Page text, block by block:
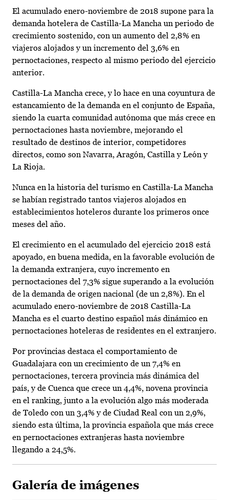
El acumulado enero-noviembre de 2018 supone para la
demanda hotelera de Castilla-La Mancha un periodo de
crecimiento sostenido, con un aumento del 2,8% en
viajeros alojados y un incremento del 3,6% en
pernoctaciones, respecto al mismo periodo del ejercicio
anterior.
Castilla-La Mancha crece, y lo hace en una coyuntura de
estancamiento de la demanda en el conjunto de España,
siendo la cuarta comunidad autónoma que más crece en
pernoctaciones hasta noviembre, mejorando el
resultado de destinos de interior, competidores
directos, como son Navarra, Aragón, Castilla y León y
La Rioja.
Nunca en la historia del turismo en Castilla-La Mancha
se habían registrado tantos viajeros alojados en
establecimientos hoteleros durante los primeros once
meses del año.
El crecimiento en el acumulado del ejercicio 2018 está
apoyado, en buena medida, en la favorable evolución de
la demanda extranjera, cuyo incremento en
pernoctaciones del 7,3% sigue superando a la evolución
de la demanda de origen nacional (de un 2,8%). En el
acumulado enero-noviembre de 2018 Castilla-La
Mancha es el cuarto destino español más dinámico en
pernoctaciones hoteleras de residentes en el extranjero.
Por provincias destaca el comportamiento de
Guadalajara con un crecimiento de un 7,4% en
pernoctaciones, tercera provincia más dinámica del
país, y de Cuenca que crece un 4,4%, novena provincia
en el ranking, junto a la evolución algo más moderada
de Toledo con un 3,4% y de Ciudad Real con un 2,9%,
siendo esta última, la provincia española que más crece
en pernoctaciones extranjeras hasta noviembre
llegando a 24,5%.
Galería de imágenes